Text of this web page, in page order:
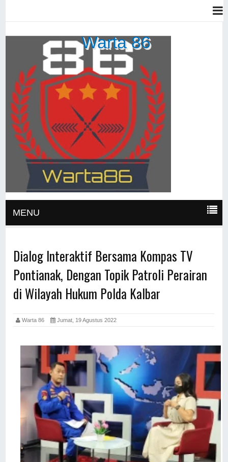
Warta 86
MENU
Dialog Interaktif Bersama Kompas TV
Pontianak, Dengan Topik Patroli Perairan
di Wilayah Hukum Polda Kalbar
Warta 86 Jumat, 19 Agustus 2022